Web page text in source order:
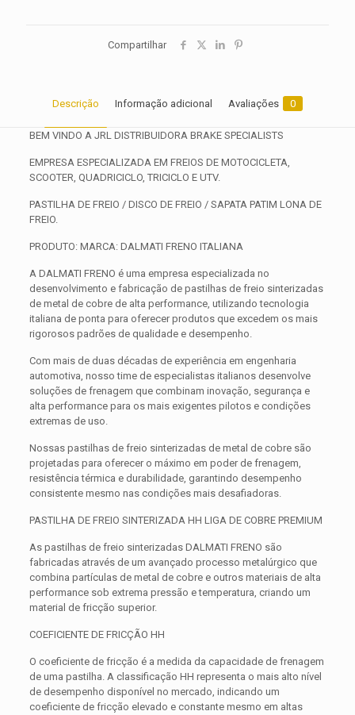
Compartilhar
Descrição Informação adicional Avaliações 0
BEM VINDO A JRL DISTRIBUIDORA BRAKE SPECIALISTS
EMPRESA ESPECIALIZADA EM FREIOS DE MOTOCICLETA,
SCOOTER, QUADRICICLO, TRICICLO E UTV.
PASTILHA DE FREIO / DISCO DE FREIO / SAPATA PATIM LONA DE
FREIO.
PRODUTO: MARCA: DALMATI FRENO ITALIANA
A DALMATI FRENO é uma empresa especializada no
desenvolvimento e fabricação de pastilhas de freio sinterizadas
de metal de cobre de alta performance, utilizando tecnologia
italiana de ponta para oferecer produtos que excedem os mais
rigorosos padrões de qualidade e desempenho.
Com mais de duas décadas de experiência em engenharia
automotiva, nosso time de especialistas italianos desenvolve
soluções de frenagem que combinam inovação, segurança e
alta performance para os mais exigentes pilotos e condições
extremas de uso.
Nossas pastilhas de freio sinterizadas de metal de cobre são
projetadas para oferecer o máximo em poder de frenagem,
resistência térmica e durabilidade, garantindo desempenho
consistente mesmo nas condições mais desafiadoras.
PASTILHA DE FREIO SINTERIZADA HH LIGA DE COBRE PREMIUM
As pastilhas de freio sinterizadas DALMATI FRENO são
fabricadas através de um avançado processo metalúrgico que
combina partículas de metal de cobre e outros materiais de alta
performance sob extrema pressão e temperatura, criando um
material de fricção superior.
COEFICIENTE DE FRICÇÃO HH
O coeficiente de fricção é a medida da capacidade de frenagem
de uma pastilha. A classificação HH representa o mais alto nível
de desempenho disponível no mercado, indicando um
coeficiente de fricção elevado e constante mesmo em altas